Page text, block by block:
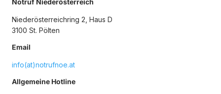
Niederösterreichring 2, Haus D
3100 St. Pölten
Email
info(at)notrufnoe.at
Allgemeine Hotline